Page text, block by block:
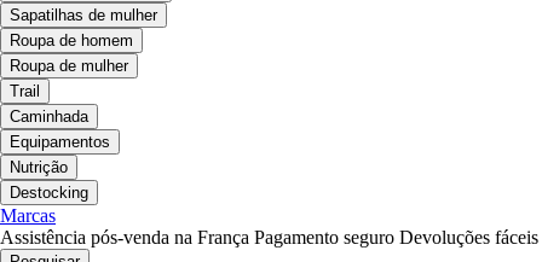
Sapatilhas de mulher
Roupa de homem
Roupa de mulher
Trail
Caminhada
Equipamentos
Nutrição
Destocking
Marcas
Assistência pós-venda na França Pagamento seguro Devoluções fáceis